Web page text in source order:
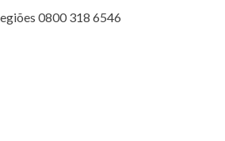
0800 318 6546